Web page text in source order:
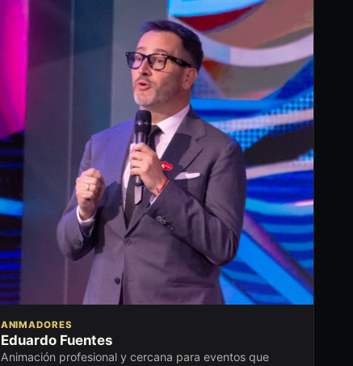
ANIMADORES
Eduardo Fuentes
Animación profesional y cercana para eventos que